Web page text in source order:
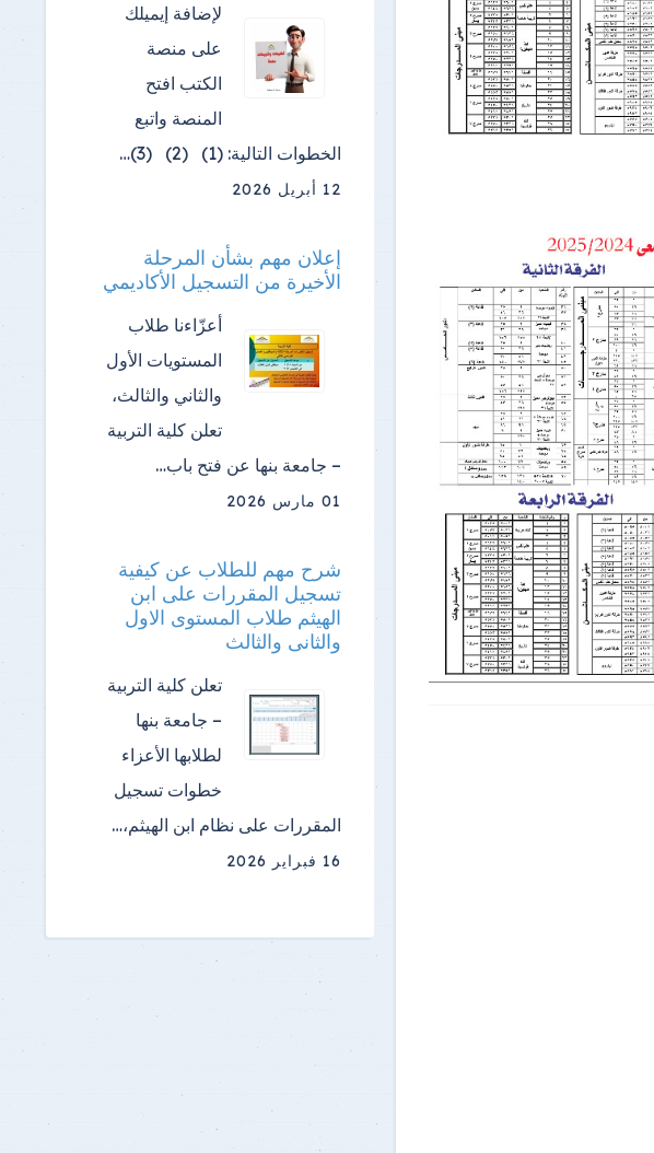
لإضافة إيميلك
على منصة
الكتب افتح
المنصة واتبع
الخطوات التالية: (1) (2) (3)…
12 أبريل 2026
إعلان مهم بشأن المرحلة
الأخيرة من التسجيل الأكاديمي
أعزّاءنا طلاب
المستويات الأول
والثاني والثالث،
تعلن كلية التربية
– جامعة بنها عن فتح باب…
01 مارس 2026
شرح مهم للطلاب عن كيفية
تسجيل المقررات على ابن
الهيثم طلاب المستوى الاول
والثانى والثالث
تعلن كلية التربية
– جامعة بنها
لطلابها الأعزاء
خطوات تسجيل
المقررات على نظام ابن الهيثم،…
16 فبراير 2026